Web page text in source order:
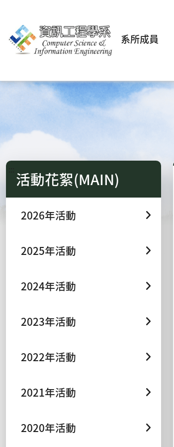
系所成員
活動花絮(MAIN)
2026年活動
2025年活動
2024年活動
2023年活動
2022年活動
2021年活動
2020年活動